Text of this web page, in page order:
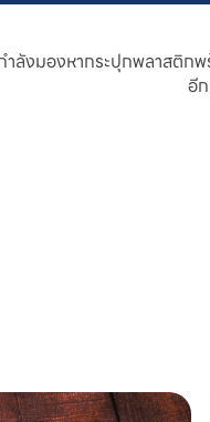
ลังมองหากระปุกพลาสติกพ
อี